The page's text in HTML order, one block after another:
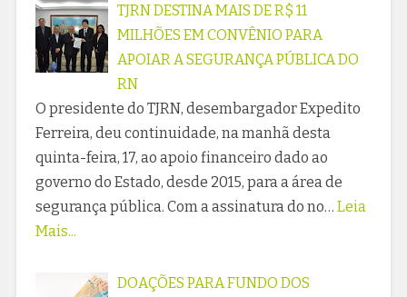
TJRN DESTINA MAIS DE R$ 11
MILHÕES EM CONVÊNIO PARA
APOIAR A SEGURANÇA PÚBLICA DO
RN
O presidente do TJRN, desembargador Expedito
Ferreira, deu continuidade, na manhã desta
quinta-feira, 17, ao apoio financeiro dado ao
governo do Estado, desde 2015, para a área de
segurança pública. Com a assinatura do no… Leia
Mais...
DOAÇÕES PARA FUNDO DOS